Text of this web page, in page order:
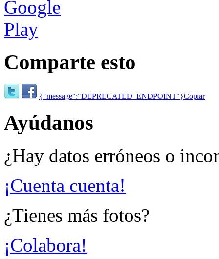
Comparte esto
{"message":"DEPRECATED_ENDPOINT"}Copiar
Ayúdanos
¿Hay datos erróneos o
¡Cuenta cuenta!
¿Tienes más fotos?
¡Colabora!